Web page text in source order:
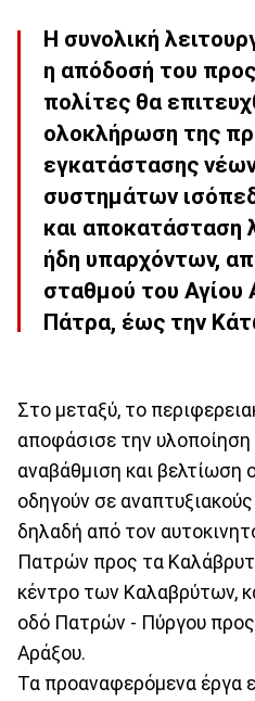
Η συνολική
η απόδοσή του
πολίτες θα
ολοκλήρωση της
εγκατάστασης
συστημάτων
και αποκατάσταση
ήδη υπαρχόντων,
σταθμού του Αγίου
Πάτρα, έως την
Στο μεταξύ, το
αποφάσισε την υλοποίηση
αναβάθμιση και βελτίωση
οδηγούν σε
δηλαδή από τον
Πατρών προς τα
κέντρο των Καλαβρύτων,
οδό Πατρών - Πύργου
Αράξου.
Τα προαναφερόμενα έργα